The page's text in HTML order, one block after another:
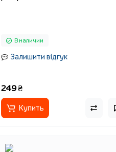
В наличии
Залишити відгук
249 ₴
Купить